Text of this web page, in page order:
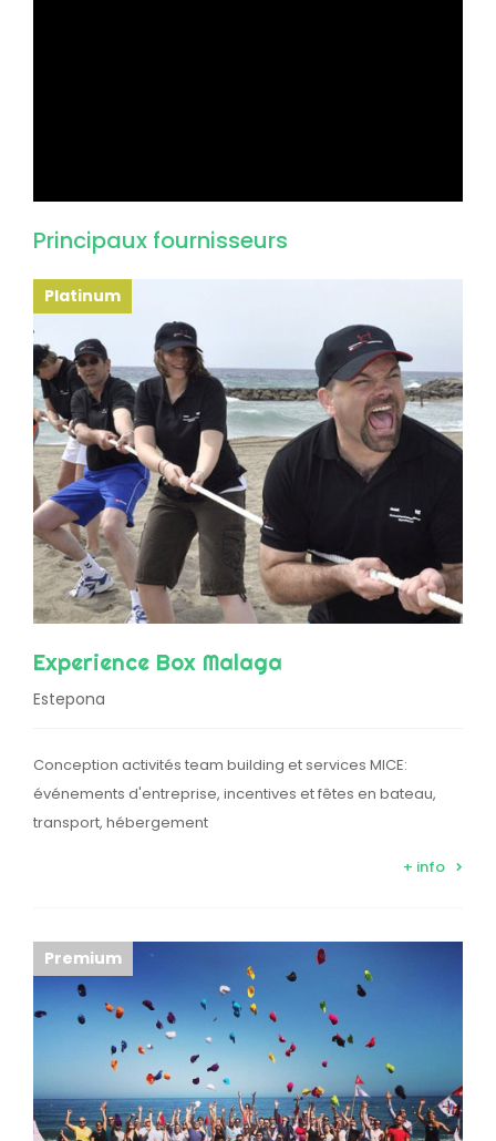
Principaux fournisseurs
Platinum
Experience Box Malaga
Estepona
Conception activités team building et services MICE:
événements d'entreprise, incentives et fêtes en bateau,
transport, hébergement
+ info
Premium